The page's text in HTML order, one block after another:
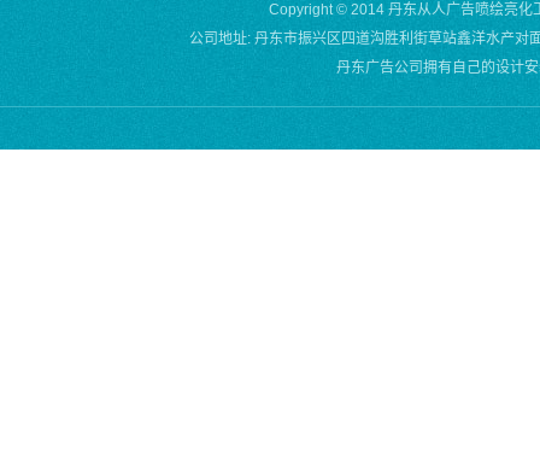
Copyright © 2014 丹东从人广告喷绘亮
公司地址: 丹东市振兴区四道沟胜利街草站鑫洋水产
丹东广告公司拥有自己的设计